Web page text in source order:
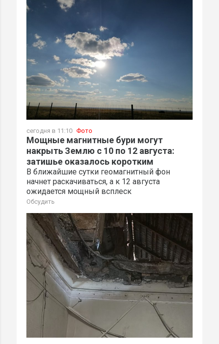
сегодня в 11:10 Фото
Мощные магнитные бури могут
накрыть Землю с 10 по 12 августа:
затишье оказалось коротким
В ближайшие сутки геомагнитный фон
начнет раскачиваться, а к 12 августа
ожидается мощный всплеск
Обсудить